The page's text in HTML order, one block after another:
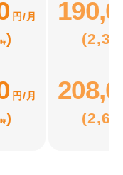
円/月
)
円/月
)